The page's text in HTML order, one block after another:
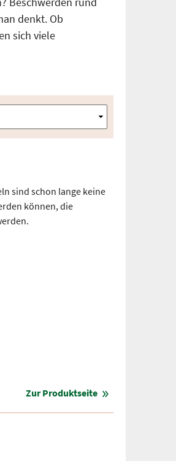
denkt. Ob
sich viele
sind schon lange keine
können, die
Zur Produktseite